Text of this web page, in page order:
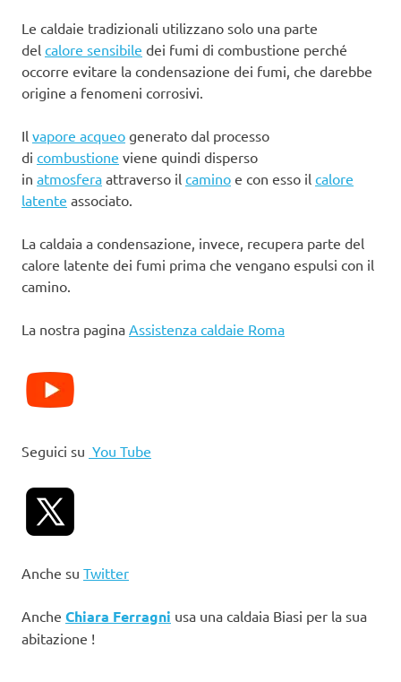
Le caldaie tradizionali utilizzano solo una parte
del calore sensibile dei fumi di combustione perché
occorre evitare la condensazione dei fumi, che darebbe
origine a fenomeni corrosivi.
Il vapore acqueo generato dal processo
di combustione viene quindi disperso
in atmosfera attraverso il camino e con esso il calore
latente associato.
La caldaia a condensazione, invece, recupera parte del
calore latente dei fumi prima che vengano espulsi con il
camino.
La nostra pagina Assistenza caldaie Roma
Seguici su You Tube
Anche su Twitter
Anche Chiara Ferragni usa una caldaia Biasi per la sua
abitazione !